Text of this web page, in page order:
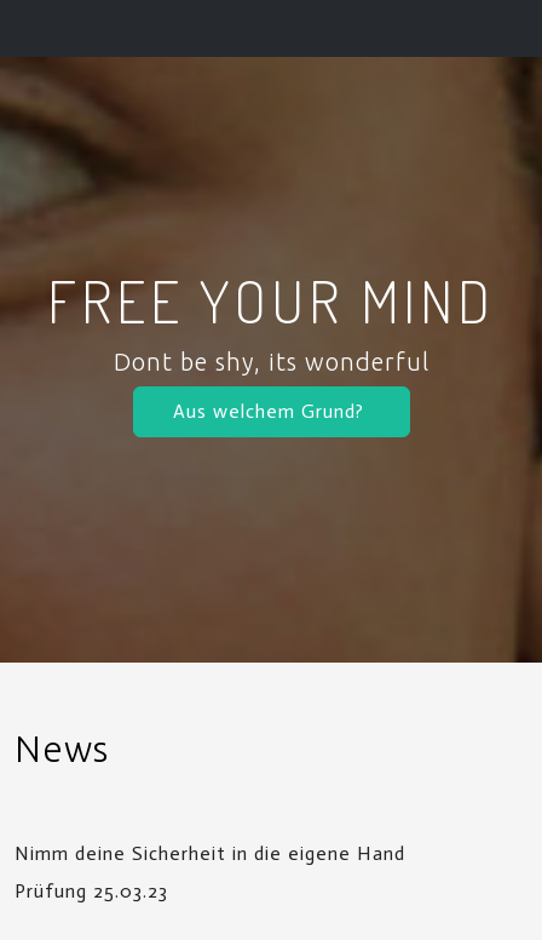
FREE YOUR MIND
Dont be shy, its wonderful
Aus welchem Grund?
News
Nimm deine Sicherheit in die eigene Hand
Prüfung 25.03.23